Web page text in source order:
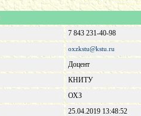
7 843 231-40-98
oxzkstu@kstu.ru
Доцент
КНИТУ
ОХЗ
25.04.2019 13:48:52